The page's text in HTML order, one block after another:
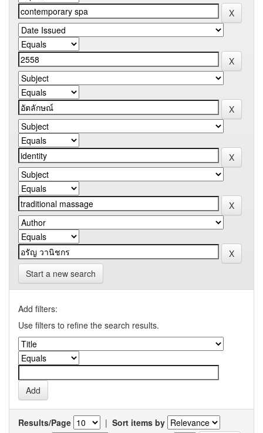
Start a new search
Add filters:
Use filters to refine the search results.
Results/Page | Sort items by